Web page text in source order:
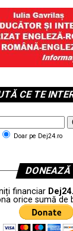
CE TE
Doar pe Dej24.ro
DONEAZĂ
financiar
orice sumă de